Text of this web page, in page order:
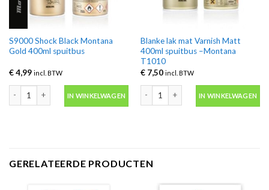
S9000 Shock Black Montana
Gold 400ml spuitbus
€4,99 incl. BTW
IN WINKELWAGEN
Blanke lak mat Varnish Matt
400ml spuitbus –Montana
T1010
€7,50 incl. BTW
IN WINKELWAGEN
GERELATEERDE PRODUCTEN